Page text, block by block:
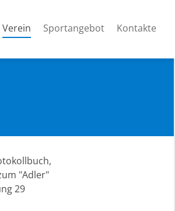
Verein(current)
Sportangebot Kontakte
"Adler"
29